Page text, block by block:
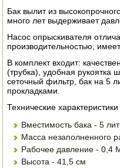
НАСТОЛЬНЫЕ
ЭЛЕКТРО И БЕНЗО
ЭЛЕКТРО
СОКОВЫЖИМАЛКИ
СУШИЛКИ
СОКОВАРКИ
Бак вылит из
много лет выдерживает
Насос опрыскивателя
производительностью,
В комплект входит:
(трубка), удобная рукоятка
сеточный фильтр, бак на 5
прокладками.
Технические
Вместимость бака - 5
Масса незаполненного
Рабочее давление - 0,4
Высота - 41,5 см